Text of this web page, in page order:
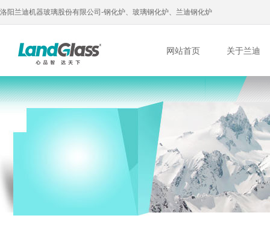
洛阳兰迪机器玻璃股份有限公司-钢化炉、玻璃钢化炉、兰迪钢化炉
网站首页 关于兰迪